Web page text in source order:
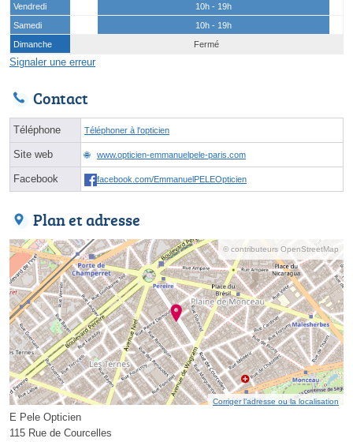
Vendredi
10h - 19h
Samedi
10h - 19h
Dimanche
Fermé
Signaler une erreur
Contact
Téléphone Téléphoner à l'opticien
Site web www.opticien-emmanuelpele-paris.com
Facebook facebook.com/EmmanuelPELEOpticien
Plan et adresse
© contributeurs OpenStreetMap
Corriger l’adresse ou la localisation
E Pele Opticien
115 Rue de Courcelles